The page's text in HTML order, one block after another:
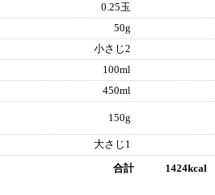
0.25玉
50g
小さじ2
100ml
450ml
150g
大さじ1
合計 1424kcal